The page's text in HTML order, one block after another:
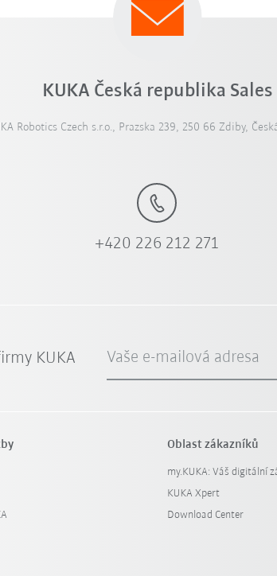
KUKA Česká republika Sales
Robotics Czech s.r.o., Prazska 239, 250 66 Zdiby,
+420 226 212 271
KUKA Vaše e-mailová adresa
Oblast zákazníků
my.KUKA: Váš digitální
KUKA Xpert
Download Center